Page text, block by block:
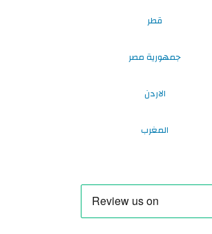
قطر
جمهورية مصر
الاردن
المغرب